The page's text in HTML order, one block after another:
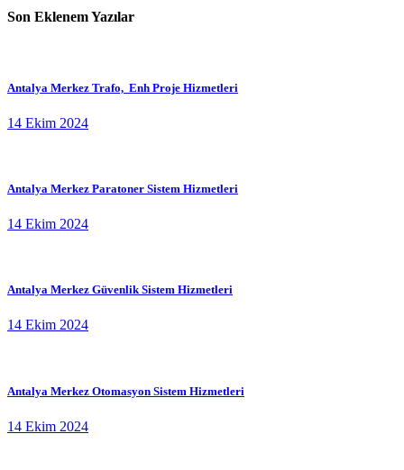
Son Eklenem Yazılar
Antalya Merkez Trafo, Enh Proje Hizmetleri
14 Ekim 2024
Antalya Merkez Paratoner Sistem Hizmetleri
14 Ekim 2024
Antalya Merkez Güvenlik Sistem Hizmetleri
14 Ekim 2024
Antalya Merkez Otomasyon Sistem Hizmetleri
14 Ekim 2024